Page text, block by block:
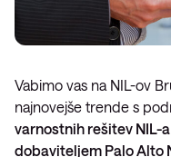
Vabimo vas na NIL-ov
najnovejše trende s
varnostnih rešitev NIL-
dobaviteljem Palo Alto